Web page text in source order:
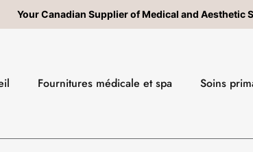
Your Canadian Supplier of Medical and Aesthetic
Fournitures médicale et spa Soins